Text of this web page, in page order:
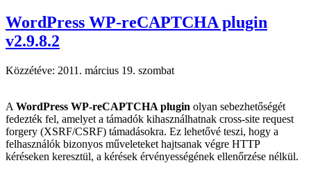
WordPress WP-reCAPTCHA plugin
v2.9.8.2
Közzétéve: 2011. március 19. szombat
A WordPress WP-reCAPTCHA plugin olyan sebezhetőségét
fedezték fel, amelyet a támadók kihasználhatnak cross-site request
forgery (XSRF/CSRF) támadásokra. Ez lehetővé teszi, hogy a
felhasználók bizonyos műveleteket hajtsanak végre HTTP
kéréseken keresztül, a kérések érvényességének ellenőrzése nélkül.